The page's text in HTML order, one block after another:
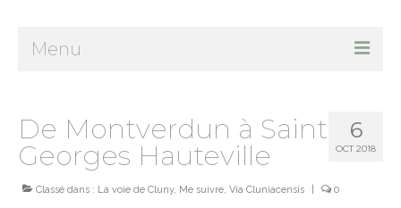
Menu
camino norte
chemin de Montaigne
6
OCT 2018
De Montverdun à Saint
Georges Hauteville
Classé dans : La voie de Cluny, Me suivre, Via Cluniacensis 0